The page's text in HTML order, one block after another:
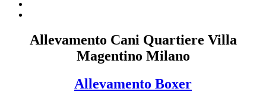
Allevamento Cani Quartiere Villa
Magentino Milano
Allevamento Boxer